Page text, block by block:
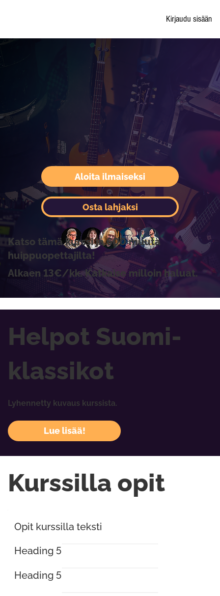
Kirjaudu sisään
Aloita ilmaiseksi
Katso tämä kurssi ja 600 muuta
huippuopettajilta!
Alkaen 13€/kk. Katkaise milloin haluat.
Osta lahjaksi
Helpot Suomi-
klassikot
Lyhennetty kuvaus kurssista.
Lue lisää!
Kurssilla opit
Opit kurssilla teksti
Heading 5
Heading 5